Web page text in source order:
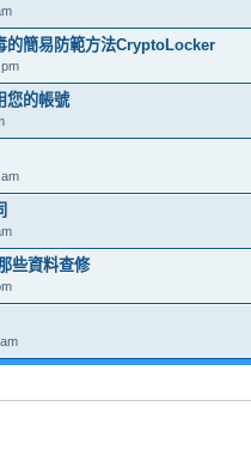
的簡易防範方法CryptoLocker
您的帳號
些資料查修